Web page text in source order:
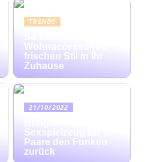
TRENDS
Wohnaccessoires
frischen Stil in Ihr
Zuhause
21/10/2022
Sexspielzeug für
Paare den Funken
zurück